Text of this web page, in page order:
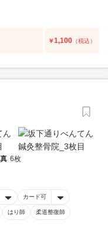
￥1,100 （税込）
6枚
カード可
はり師 柔道整復師